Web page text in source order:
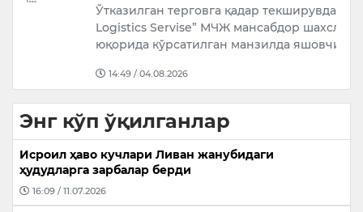
Ўтказилган терговга қадар текширувда “Mega
Logistics Servise” МЧЖ мансабдор шахслари
юқорида кўрсатилган манзилда яшовчи фуқ…
14:49 / 04.08.2026
Энг кўп ўқилганлар
Исроил ҳаво кучлари Ливан жанубидаги
ҳудудларга зарбалар берди
16:09 / 11.07.2026